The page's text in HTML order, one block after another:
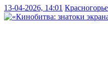
13-04-2026, 14:01